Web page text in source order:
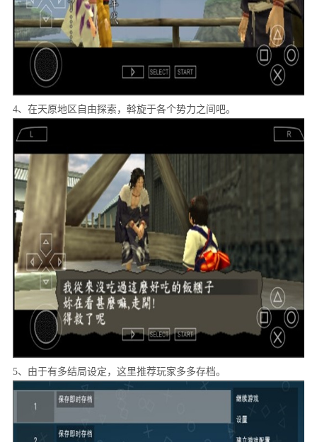
4、在天原地区自由探索，斡旋于各个势力之间吧。
5、由于有多结局设定，这里推荐玩家多多存档。